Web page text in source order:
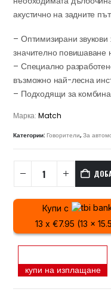
акустично на задните
– Оптимизирани
значително повишаване
– Специално
възможно най-лесна
– Подходящи за
Марка:Match
Категории:Говорители,За
Купи с
13 x €7.95 (13 x
купи на изплащане